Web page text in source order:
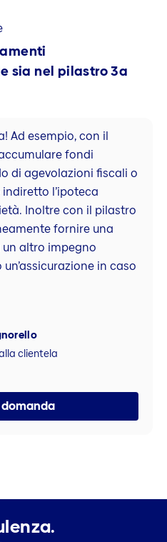
sia nel pilastro 3a
Ad esempio, con il
fondi
di agevolazioni fiscali o
l’ipoteca
Inoltre con il pilastro
fornire una
altro impegno
in caso
clientela
domanda